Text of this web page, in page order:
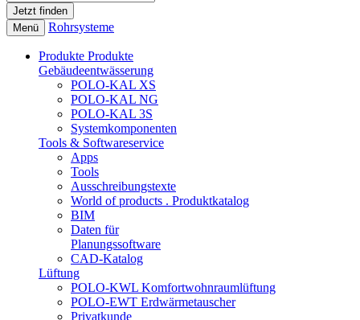
Menü Rohrsysteme
Produkte Produkte
Gebäudeentwässerung
POLO-KAL XS
POLO-KAL NG
POLO-KAL 3S
Systemkomponenten
Tools & Softwareservice
Apps
Tools
Ausschreibungstexte
World of products . Produktkatalog
BIM
Daten für
Planungssoftware
CAD-Katalog
Lüftung
POLO-KWL Komfortwohnraumlüftung
POLO-EWT Erdwärmetauscher
Privatkunde